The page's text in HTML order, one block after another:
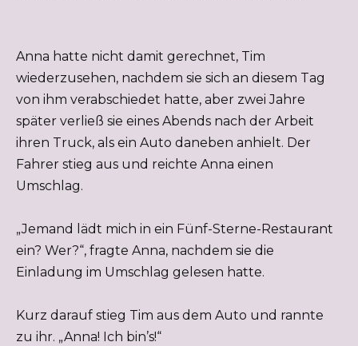
Anna hatte nicht damit gerechnet, Tim
wiederzusehen, nachdem sie sich an diesem Tag
von ihm verabschiedet hatte, aber zwei Jahre
später verließ sie eines Abends nach der Arbeit
ihren Truck, als ein Auto daneben anhielt. Der
Fahrer stieg aus und reichte Anna einen
Umschlag.
„Jemand lädt mich in ein Fünf-Sterne-Restaurant
ein? Wer?“, fragte Anna, nachdem sie die
Einladung im Umschlag gelesen hatte.
Kurz darauf stieg Tim aus dem Auto und rannte
zu ihr. „Anna! Ich bin’s!“